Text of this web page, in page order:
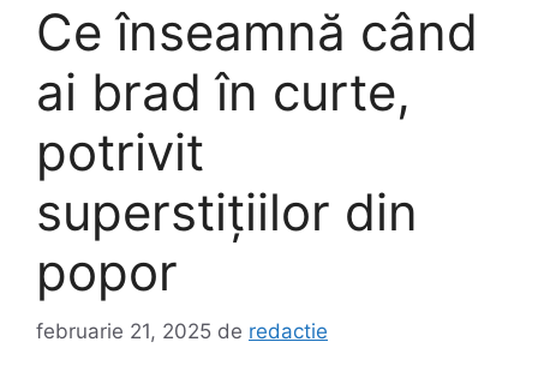
Ce înseamnă când
ai brad în curte,
potrivit
superstițiilor din
popor
februarie 21, 2025 de redactie